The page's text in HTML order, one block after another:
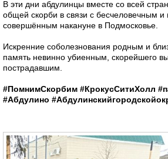
В эти дни абдулинцы вместе со всей
общей скорби в связи с бесчеловечным и
совершëнным накануне в Подмосковье.
Искренние соболезнования родным и
память невинно убиенным, cкорейшего
пострадавшим.
#ПомнимСкорбим #КрокусСитиХолл
#Абдулино